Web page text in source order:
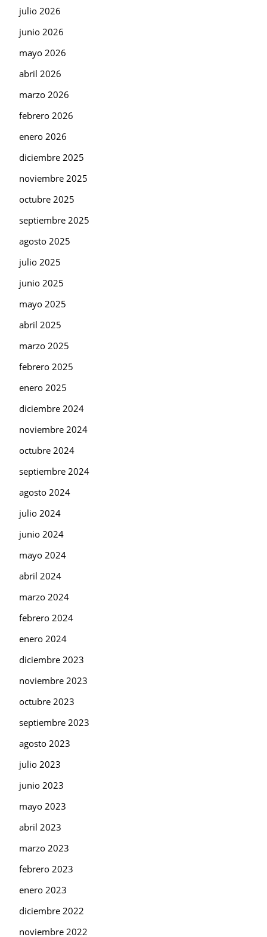
julio 2026
junio 2026
mayo 2026
abril 2026
marzo 2026
febrero 2026
enero 2026
diciembre 2025
noviembre 2025
octubre 2025
septiembre 2025
agosto 2025
julio 2025
junio 2025
mayo 2025
abril 2025
marzo 2025
febrero 2025
enero 2025
diciembre 2024
noviembre 2024
octubre 2024
septiembre 2024
agosto 2024
julio 2024
junio 2024
mayo 2024
abril 2024
marzo 2024
febrero 2024
enero 2024
diciembre 2023
noviembre 2023
octubre 2023
septiembre 2023
agosto 2023
julio 2023
junio 2023
mayo 2023
abril 2023
marzo 2023
febrero 2023
enero 2023
diciembre 2022
noviembre 2022